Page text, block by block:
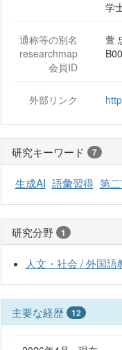
学
通称等の別名 萱
researchmap
会員ID
外部リンク
研究キーワード 7
生成AI 語彙習得 第
研究分野 1
人文・社会 / 外国語
主要な経歴 12